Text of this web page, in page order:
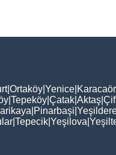
|Ortaköy Yenice
Tepeköy Çatak Aktaş
Pinarbaşi
Tepecik Yeşilova